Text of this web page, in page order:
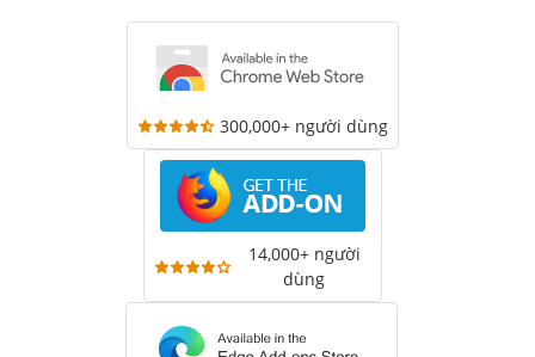
300,000+ người dùng
14,000+ người
dùng